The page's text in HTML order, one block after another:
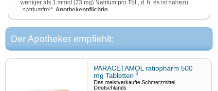
weniger als 1 mmol (23 mg) Natrium pro Tbl., d. h. es ist nahezu
„natriumfrei“. Apothekenpflichtig.
Der Apotheker empfiehlt:
PARACETAMOL ratiopharm 500
mg Tabletten3
Das meistverkaufte Schmerzmittel
Deutschlands